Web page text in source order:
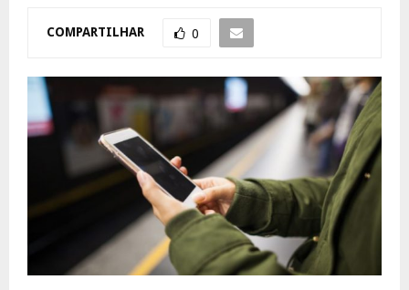
COMPARTILHAR 0